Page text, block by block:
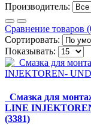
Производитель:
Сравнение товаров
Сортировать:
Показывать:
Смазка для
LINE
(3381)